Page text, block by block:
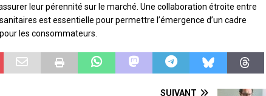
leur pérennité sur le marché. Une collaboration étroite entre
est essentielle pour permettre l’émergence d’un cadre
les consommateurs.
SUIVANT